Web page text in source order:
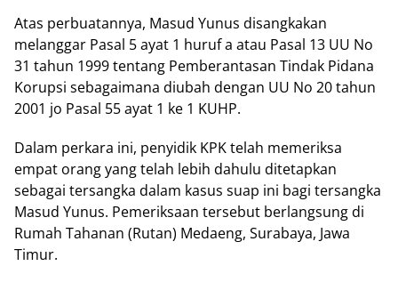
Atas perbuatannya, Masud Yunus disangkakan
melanggar Pasal 5 ayat 1 huruf a atau Pasal 13 UU No
31 tahun 1999 tentang Pemberantasan Tindak Pidana
Korupsi sebagaimana diubah dengan UU No 20 tahun
2001 jo Pasal 55 ayat 1 ke 1 KUHP.
Dalam perkara ini, penyidik KPK telah memeriksa
empat orang yang telah lebih dahulu ditetapkan
sebagai tersangka dalam kasus suap ini bagi tersangka
Masud Yunus. Pemeriksaan tersebut berlangsung di
Rumah Tahanan (Rutan) Medaeng, Surabaya, Jawa
Timur.